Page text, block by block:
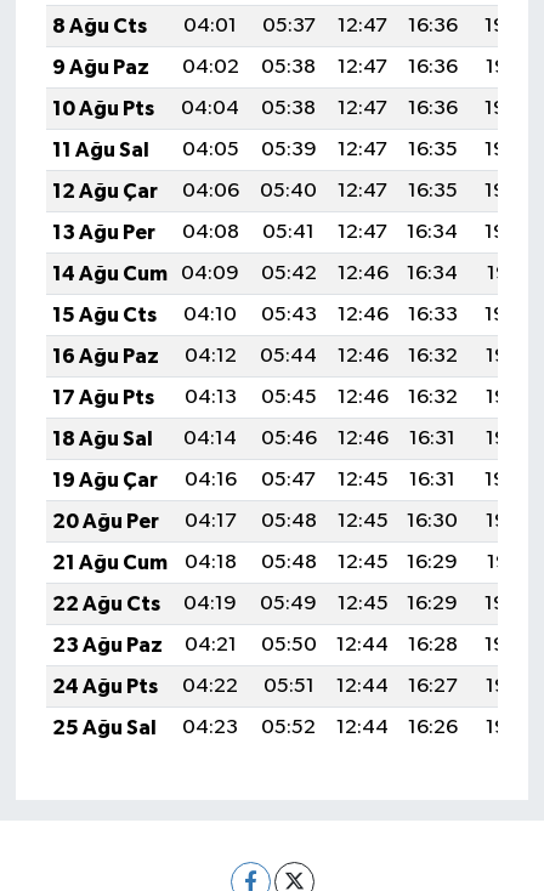
8 Ağu Cts
04:01 05:37 12:47 16:36
19:48
9 Ağu Paz
04:02 05:38 12:47 16:36
19:47
10 Ağu Pts
04:04 05:38 12:47 16:36
19:46
11 Ağu Sal
04:05 05:39 12:47 16:35
19:44
12 Ağu Çar
04:06 05:40 12:47 16:35
19:43
13 Ağu Per
04:08 05:41 12:47 16:34
19:42
14 Ağu Cum
04:09 05:42 12:46 16:34
19:41
15 Ağu Cts
04:10 05:43 12:46 16:33
19:39
16 Ağu Paz
04:12 05:44 12:46 16:32
19:38
17 Ağu Pts
04:13 05:45 12:46 16:32
19:37
18 Ağu Sal
04:14 05:46 12:46 16:31
19:35
19 Ağu Çar
04:16 05:47 12:45 16:31
19:34
20 Ağu Per
04:17 05:48 12:45 16:30
19:33
21 Ağu Cum
04:18 05:48 12:45 16:29
19:31
22 Ağu Cts
04:19 05:49 12:45 16:29
19:30
23 Ağu Paz
04:21 05:50 12:44 16:28
19:29
24 Ağu Pts
04:22 05:51 12:44 16:27
19:27
25 Ağu Sal
04:23 05:52 12:44 16:26 19:26